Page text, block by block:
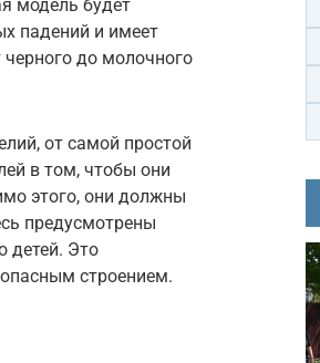
модель будет
падений и имеет
до молочного
от самой простой
в том, чтобы они
этого, они должны
предусмотрены
детей. Это
строением.